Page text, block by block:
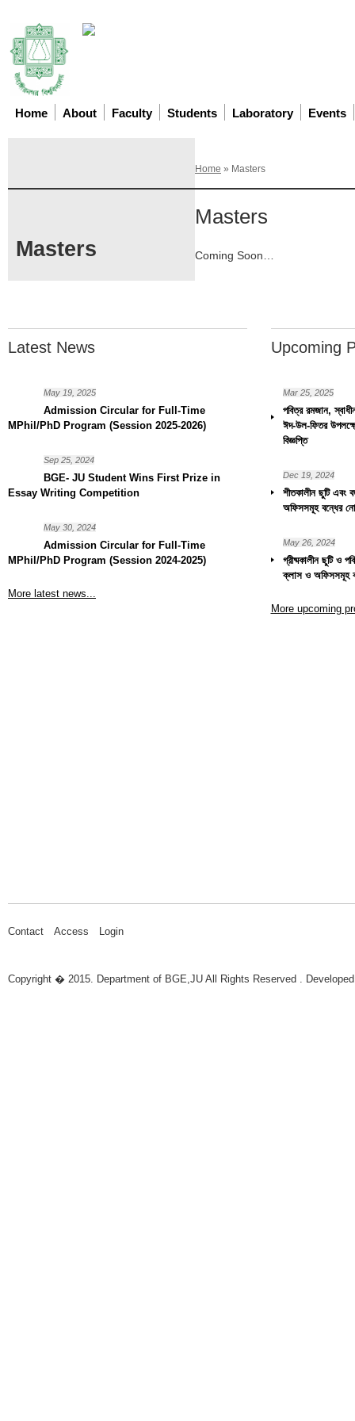
Home About Faculty Students Laboratory Events
Masters
Home » Masters
Masters
Coming Soon…
Latest News
May 19, 2025
Admission Circular for Full-Time
MPhil/PhD Program (Session 2025-2026)
Sep 25, 2024
BGE- JU Student Wins First Prize in
Essay Writing Competition
May 30, 2024
Admission Circular for Full-Time
MPhil/PhD Program (Session 2024-2025)
More latest news...
Upcoming
Mar 25, 2025
পবিত্র রমজান,
ঈদ-উল-ফিতর
বিজ্ঞপ্তি
Dec 19, 2024
শীতকালীন ছুটি এবং
অফিসসমূহ বন্ধের
May 26, 2024
গ্রীষ্মকালীন ছুটি ও
ক্লাস ও অফিসসমূহ
More upcoming
Contact Access Login
Copyright � 2015. Department of BGE,JU All Rights Reserved .